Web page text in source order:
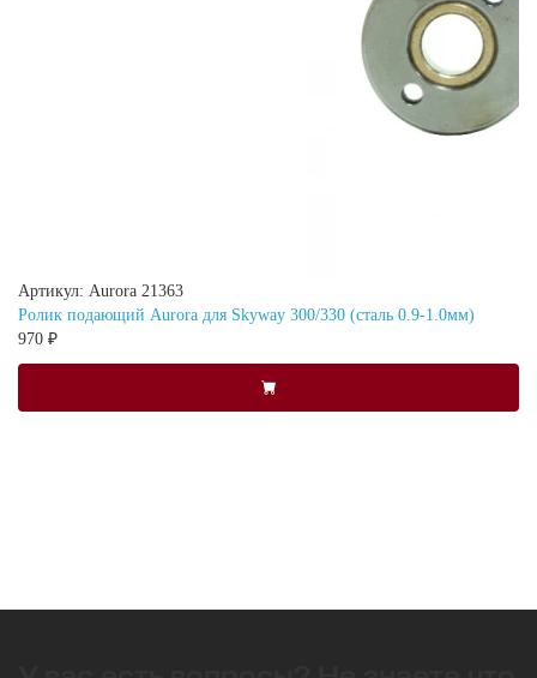
Артикул: Aurora 21363
Ролик подающий Aurora для Skyway 300/330 (сталь 0.9-1.0мм)
970 ₽